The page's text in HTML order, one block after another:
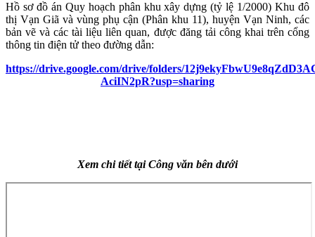
Hồ sơ đồ án Quy hoạch phân khu xây dựng (tỷ lệ 1/2000) Khu đô
thị Vạn Giã và vùng phụ cận (Phân khu 11), huyện Vạn Ninh, các
bản vẽ và các tài liệu liên quan, được đăng tải công khai trên cổng
thông tin điện tử theo đường dẫn:
https://drive.google.com/drive/folders/
AciIN2pR?usp=sharing
Xem chi tiết tại Công văn bên dưới